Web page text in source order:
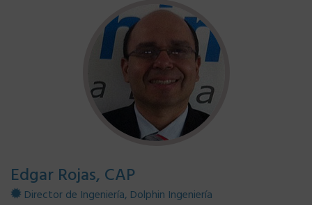
Edgar Rojas, CAP
Director de Ingeniería, Dolphin Ingeniería